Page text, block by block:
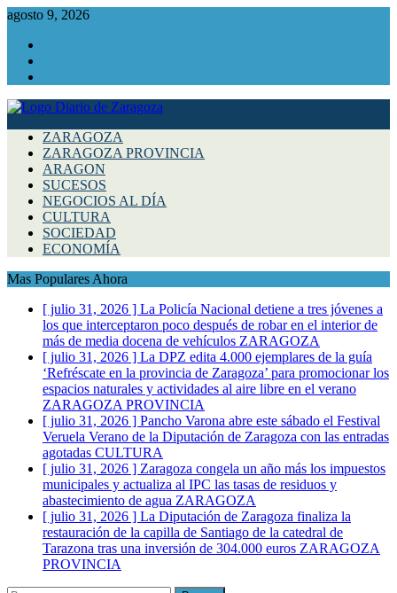
agosto 9, 2026
ZARAGOZA
ZARAGOZA PROVINCIA
ARAGON
SUCESOS
NEGOCIOS AL DÍA
CULTURA
SOCIEDAD
ECONOMÍA
Mas Populares Ahora
[ julio 31, 2026 ] La Policía Nacional detiene a tres jóvenes a
los que interceptaron poco después de robar en el interior de
más de media docena de vehículos ZARAGOZA
[ julio 31, 2026 ] La DPZ edita 4.000 ejemplares de la guía
‘Refréscate en la provincia de Zaragoza’ para promocionar los
espacios naturales y actividades al aire libre en el verano
ZARAGOZA PROVINCIA
[ julio 31, 2026 ] Pancho Varona abre este sábado el Festival
Veruela Verano de la Diputación de Zaragoza con las entradas
agotadas CULTURA
[ julio 31, 2026 ] Zaragoza congela un año más los impuestos
municipales y actualiza al IPC las tasas de residuos y
abastecimiento de agua ZARAGOZA
[ julio 31, 2026 ] La Diputación de Zaragoza finaliza la
restauración de la capilla de Santiago de la catedral de
Tarazona tras una inversión de 304.000 euros ZARAGOZA
PROVINCIA